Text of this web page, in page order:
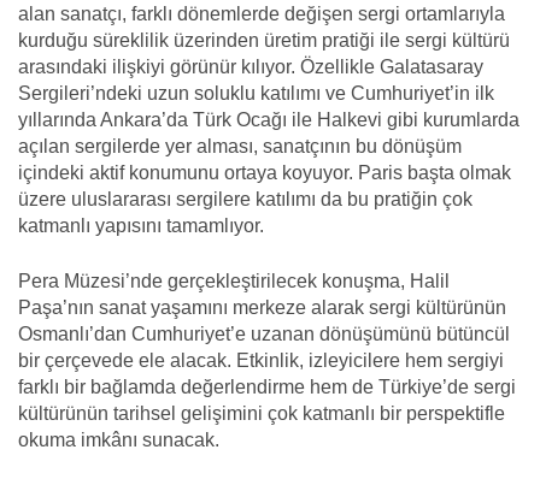
alan sanatçı, farklı dönemlerde değişen sergi ortamlarıyla
kurduğu süreklilik üzerinden üretim pratiği ile sergi kültürü
arasındaki ilişkiyi görünür kılıyor. Özellikle Galatasaray
Sergileri’ndeki uzun soluklu katılımı ve Cumhuriyet’in ilk
yıllarında Ankara’da Türk Ocağı ile Halkevi gibi kurumlarda
açılan sergilerde yer alması, sanatçının bu dönüşüm
içindeki aktif konumunu ortaya koyuyor. Paris başta olmak
üzere uluslararası sergilere katılımı da bu pratiğin çok
katmanlı yapısını tamamlıyor.
Pera Müzesi’nde gerçekleştirilecek konuşma, Halil
Paşa’nın sanat yaşamını merkeze alarak sergi kültürünün
Osmanlı’dan Cumhuriyet’e uzanan dönüşümünü bütüncül
bir çerçevede ele alacak. Etkinlik, izleyicilere hem sergiyi
farklı bir bağlamda değerlendirme hem de Türkiye’de sergi
kültürünün tarihsel gelişimini çok katmanlı bir perspektifle
okuma imkânı sunacak.